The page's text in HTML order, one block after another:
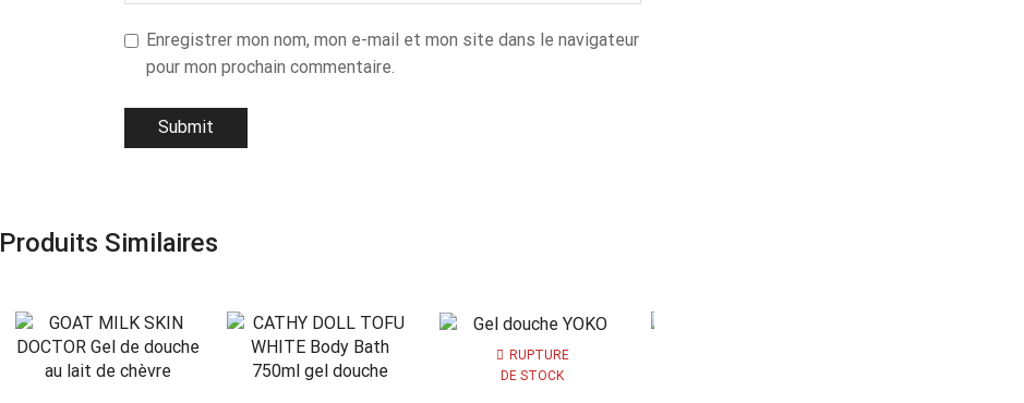
Enregistrer mon nom, mon e-mail et mon site dans le navigateur
pour mon prochain commentaire.
Produits Similaires
RUPTURE
DE STOCK